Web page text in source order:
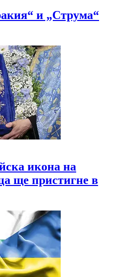
и „Струма“
икона на
ще пристигне в